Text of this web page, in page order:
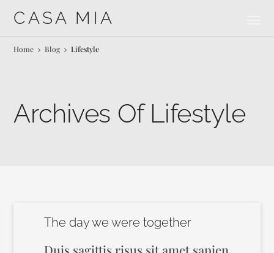
CASA MIA
Home Blog Lifestyle
Archives Of Lifestyle
The day we were together
Duis sagittis risus sit amet sapien